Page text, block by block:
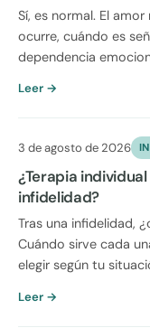
Sí, es normal. El
ocurre, cuándo es
dependencia
Leer →
3 de agosto de 2026
¿Terapia
infidelidad?
Tras una infidelidad,
Cuándo sirve cada
elegir según tu
Leer →